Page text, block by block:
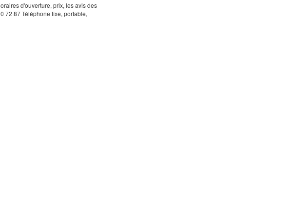
d'ouverture, prix, les avis des
72 87 Téléphone fixe, portable,